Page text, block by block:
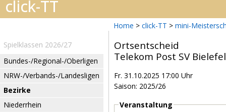
Home > click-TT > mini-
Spielklassen 2026/27
Bundes-/Regional-/Oberligen
NRW-/Verbands-/Landesligen
Bezirke
Niederrhein
Ortsentscheid
Telekom Post SV
Fr. 31.10.2025 17:00 Uhr
Saison: 2025/26
Veranstaltung